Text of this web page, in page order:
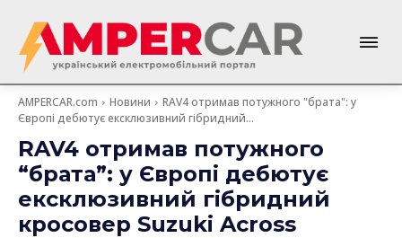
AMPERCAR.com Новини
RAV4 отримав потужного "брата": у
Європі дебютує ексклюзивний гібридний...
RAV4 отримав потужного
“брата”: у Європі дебютує
ексклюзивний гібридний
кросовер Suzuki Across